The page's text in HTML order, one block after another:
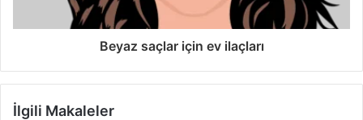
Beyaz saçlar için ev ilaçları
İlgili Makaleler